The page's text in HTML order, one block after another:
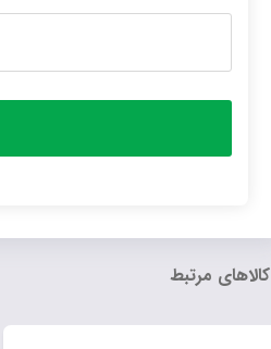
کالاهای مرتبط